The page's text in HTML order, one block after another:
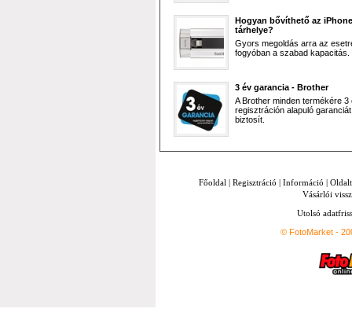
Hogyan bővíthető az iPhone
tárhelye?
Gyors megoldás arra az
fogyóban a szabad kapacitás.
3 év garancia - Brother
A Brother minden termékére 3
regisztráción alapuló garanciát
biztosít.
Főoldal | Regisztráció | Információ |
Vásárlói
Utolsó
© FotoMarket -